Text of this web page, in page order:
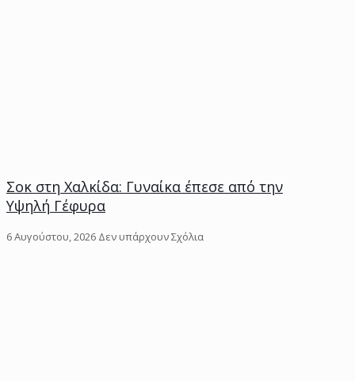
Σοκ στη Χαλκίδα: Γυναίκα έπεσε από την
Υψηλή Γέφυρα
6 Αυγούστου, 2026 Δεν υπάρχουν Σχόλια